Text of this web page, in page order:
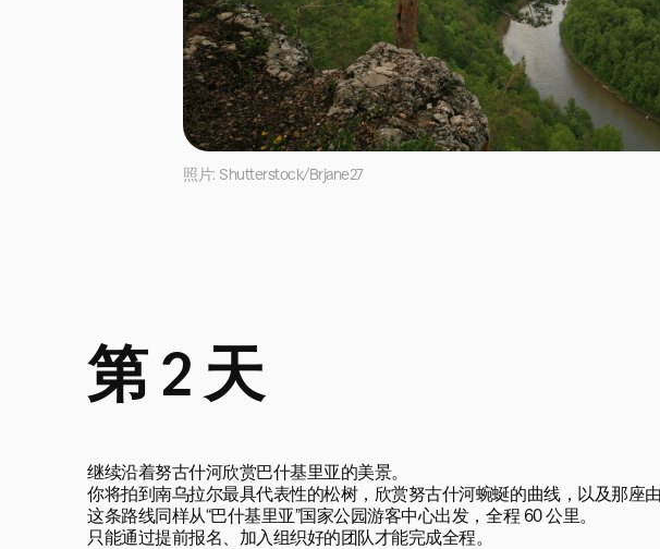
照片: Shutterstock/Brjane27
第 2 天
继续沿着努古什河欣赏巴什基里亚的美景。
你将拍到南乌拉尔最具代表性的松树，欣赏努古什河蜿蜒的曲线，以及那座
这条路线同样从“巴什基里亚”国家公园游客中心出发，全程 60 公里。
只能通过提前报名、加入组织好的团队才能完成全程。